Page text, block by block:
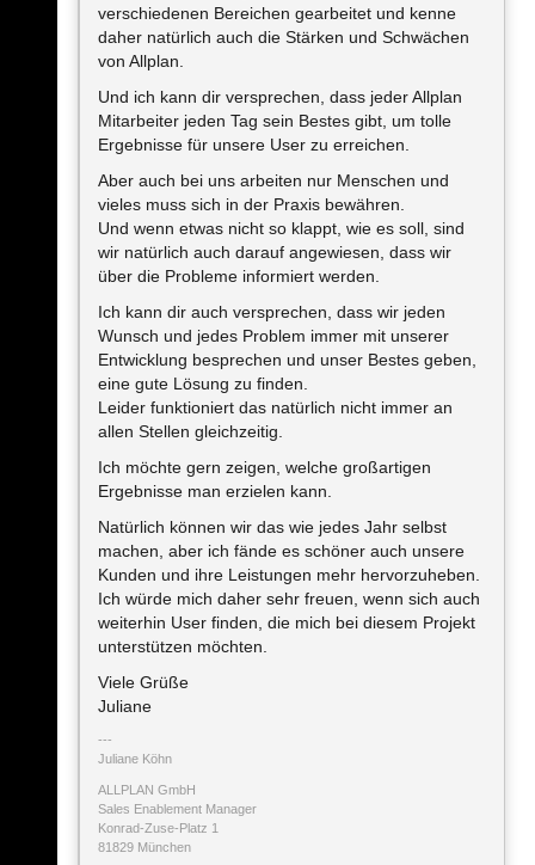
verschiedenen Bereichen gearbeitet und kenne
daher natürlich auch die Stärken und Schwächen
von Allplan.
Und ich kann dir versprechen, dass jeder Allplan
Mitarbeiter jeden Tag sein Bestes gibt, um tolle
Ergebnisse für unsere User zu erreichen.
Aber auch bei uns arbeiten nur Menschen und
vieles muss sich in der Praxis bewähren.
Und wenn etwas nicht so klappt, wie es soll, sind
wir natürlich auch darauf angewiesen, dass wir
über die Probleme informiert werden.
Ich kann dir auch versprechen, dass wir jeden
Wunsch und jedes Problem immer mit unserer
Entwicklung besprechen und unser Bestes geben,
eine gute Lösung zu finden.
Leider funktioniert das natürlich nicht immer an
allen Stellen gleichzeitig.
Ich möchte gern zeigen, welche großartigen
Ergebnisse man erzielen kann.
Natürlich können wir das wie jedes Jahr selbst
machen, aber ich fände es schöner auch unsere
Kunden und ihre Leistungen mehr hervorzuheben.
Ich würde mich daher sehr freuen, wenn sich auch
weiterhin User finden, die mich bei diesem Projekt
unterstützen möchten.
Viele Grüße
Juliane
Juliane Köhn
ALLPLAN GmbH
Sales Enablement Manager
Konrad-Zuse-Platz 1
81829 München